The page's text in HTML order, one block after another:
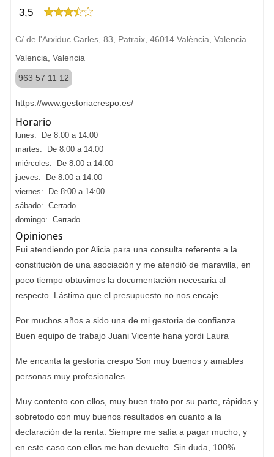
3,5
C/ de l'Arxiduc Carles, 83, Patraix, 46014 València, Valencia
Valencia, Valencia
963 57 11 12
https://www.gestoriacrespo.es/
Horario
lunes: De 8:00 a 14:00
martes: De 8:00 a 14:00
miércoles: De 8:00 a 14:00
jueves: De 8:00 a 14:00
viernes: De 8:00 a 14:00
sábado: Cerrado
domingo: Cerrado
Opiniones
Fui atendiendo por Alicia para una consulta referente a la
constitución de una asociación y me atendió de maravilla, en
poco tiempo obtuvimos la documentación necesaria al
respecto. Lástima que el presupuesto no nos encaje.
Por muchos años a sido una de mi gestoria de confianza.
Buen equipo de trabajo Juani Vicente hana yordi Laura
Me encanta la gestoría crespo Son muy buenos y amables
personas muy profesionales
Muy contento con ellos, muy buen trato por su parte, rápidos y
sobretodo con muy buenos resultados en cuanto a la
declaración de la renta. Siempre me salía a pagar mucho, y
en este caso con ellos me han devuelto. Sin duda, 100%